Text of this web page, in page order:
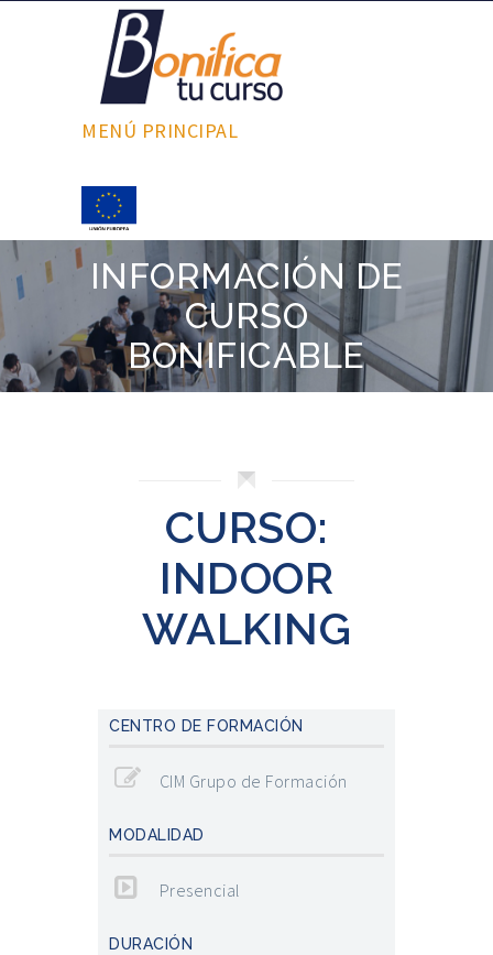
MENÚ PRINCIPAL
INFORMACIÓN DE
CURSO
BONIFICABLE
CURSO:
INDOOR
WALKING
CENTRO DE FORMACIÓN
CIM Grupo de Formación
MODALIDAD
Presencial
DURACIÓN